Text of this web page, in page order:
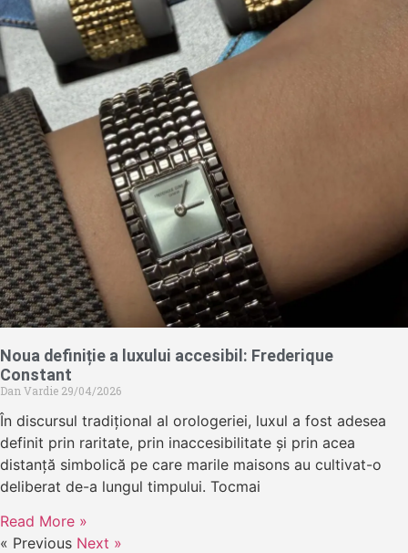
Noua definiție a luxului accesibil: Frederique
Constant
Dan Vardie 29/04/2026
În discursul tradițional al orologeriei, luxul a fost adesea
definit prin raritate, prin inaccesibilitate și prin acea
distanță simbolică pe care marile maisons au cultivat-o
deliberat de-a lungul timpului. Tocmai
Read More »
« Previous Next »